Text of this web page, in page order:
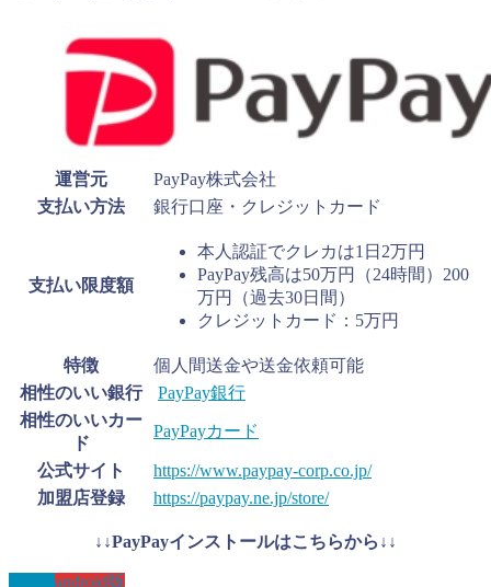
運営元
PayPay株式会社
支払い方法
銀行口座・クレジットカード
支払い限度額
本人認証でクレカは1日2万円
PayPay残高は50万円（24時間）200
万円（過去30日間）
クレジットカード：5万円
特徴
個人間送金や送金依頼可能
相性のいい銀行
PayPay銀行
相性のいいカー
ド
PayPayカード
公式サイト
https://www.paypay-corp.co.jp/
加盟店登録
https://paypay.ne.jp/store/
↓↓PayPayインストールはこちらから↓↓
android版